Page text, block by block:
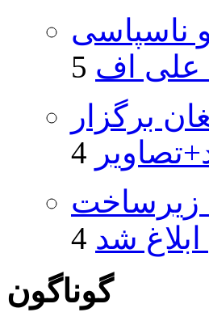
ناسپاسی
علی اف
برگزار
زیرساخت
شد
گوناگون